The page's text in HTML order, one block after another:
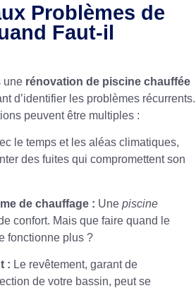
Problèmes de
Faut-il
une rénovation de piscine chauffée
d’identifier les problèmes récurrents.
peuvent être multiples :
le temps et les aléas climatiques,
des fuites qui compromettent son
de chauffage : Une piscine
confort. Mais que faire quand le
fonctionne plus ?
: Le revêtement, garant de
de votre bassin, peut se